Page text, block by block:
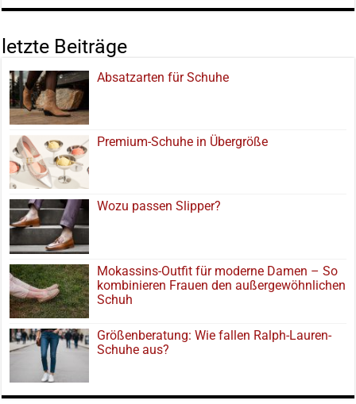
letzte Beiträge
Absatzarten für Schuhe
Premium-Schuhe in Übergröße
Wozu passen Slipper?
Mokassins-Outfit für moderne Damen – So
kombinieren Frauen den außergewöhnlichen
Schuh
Größenberatung: Wie fallen Ralph-Lauren-
Schuhe aus?